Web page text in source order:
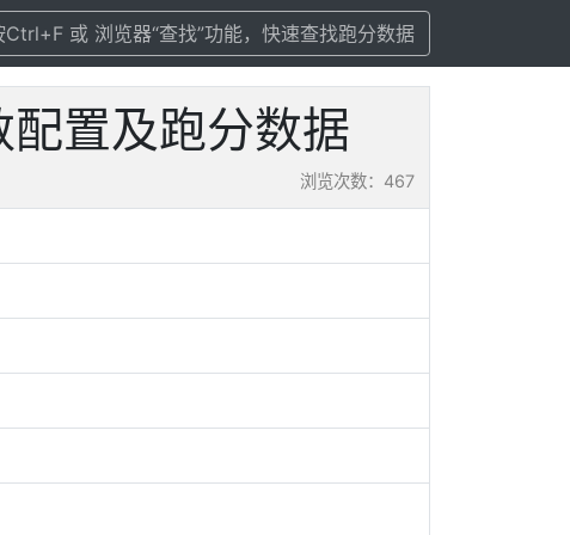
Ctrl+F 或 浏览器“查找”功能，快速查找跑分数据
置及跑分数据
浏览次数：467